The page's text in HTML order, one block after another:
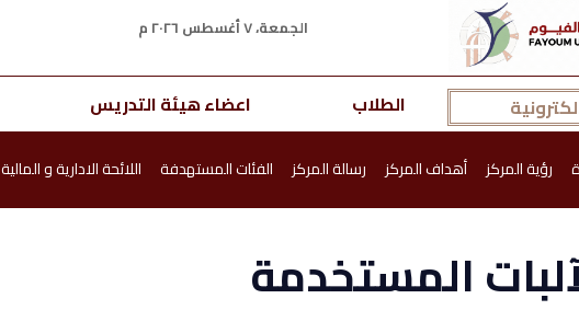
الجمعة، ٧ أغسطس ٢٠٢٦ م
الطلاب اعضاء هيئة التدريس
رؤية المركز أهداف المركز رسالة المركز الفئات المستهدفة اللائحة الادارية و المالية
المستخدمة